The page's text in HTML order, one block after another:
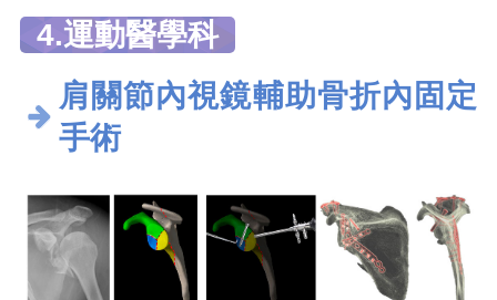
4.運動醫學科
肩關節內視鏡輔助骨折內固定
手術